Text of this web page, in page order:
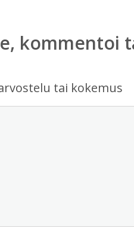
kommentoi
tai kokemus